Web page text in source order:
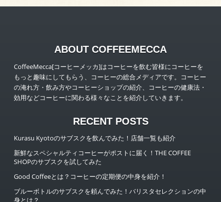
ABOUT COFFEEMECCA
CoffeeMecca[コーヒーメッカ]はコーヒーを飲む皆様にコーヒーを
もっと趣味にしてもらう、コーヒーの総合メディアです。コーヒー
の淹れ方・飲み方やコーヒーショップの紹介、コーヒーの健康法・
効用などコーヒーに関わる様々なことを紹介していきます。
RECENT POSTS
Kurasu Kyotoのサブスクを飲んでみた！店舗一覧も紹介
新鮮なスペシャルティコーヒーがポストに届く！THE COFFEE
SHOPのサブスクを試してみた
Good Coffeeとは？コーヒーの定期便の中身を紹介！
ブルーボトルのサブスクを頼んでみた！バリスタセレクションの中
身とは？